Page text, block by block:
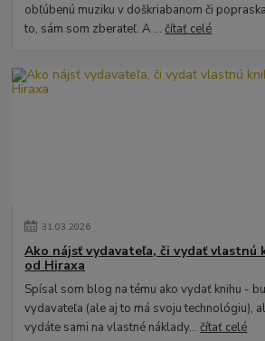
obľúbenú muziku v doškriabanom či
to, sám som zberateľ. A ...čítať celé
31.03.2026
Ako nájsť vydavateľa, či vydať vlastnú
od Hiraxa
Spísal som blog na tému ako vydať knihu -
vydavateľa (ale aj to má svoju technológiu),
vydáte sami na vlastné náklady...čítať celé